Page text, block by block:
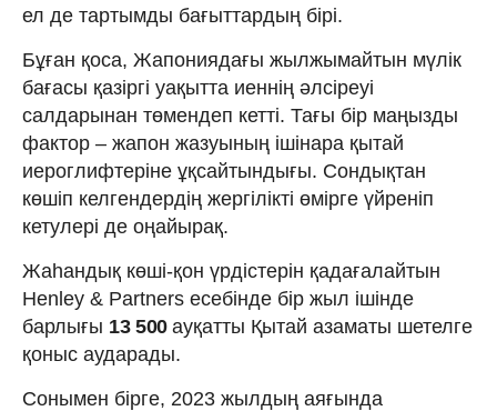
ел де тартымды бағыттардың бірі.
Бұған қоса, Жапониядағы жылжымайтын мүлік
бағасы қазіргі уақытта иеннің әлсіреуі
салдарынан төмендеп кетті. Тағы бір маңызды
фактор – жапон жазуының ішінара қытай
иероглифтеріне ұқсайтындығы. Сондықтан
көшіп келгендердің жергілікті өмірге үйреніп
кетулері де оңайырақ.
Жаһандық көші-қон үрдістерін қадағалайтын
Henley & Partners есебінде бір жыл ішінде
барлығы 13 500ауқатты Қытай азаматы шетелге
қоныс аударады.
Сонымен бірге, 2023 жылдың аяғында